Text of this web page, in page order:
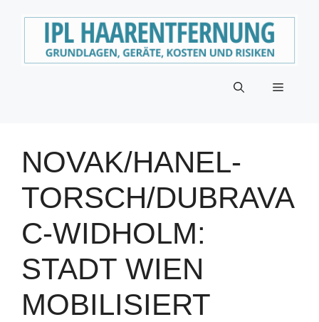
Menü
NOVAK/HANEL-
TORSCH/DUBRAVA
C-WIDHOLM:
STADT WIEN
MOBILISIERT